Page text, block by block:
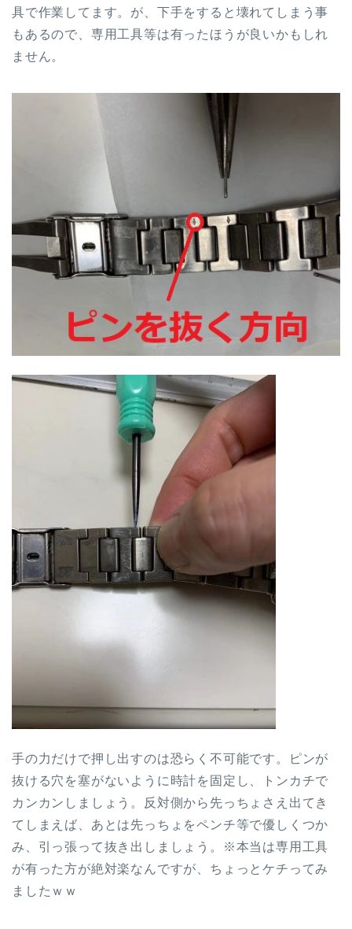
具で作業してます。が、下手をすると壊れてしまう事
もあるので、専用工具等は有ったほうが良いかもしれ
ません。
手の力だけで押し出すのは恐らく不可能です。ピンが
抜ける穴を塞がないように時計を固定し、トンカチで
カンカンしましょう。反対側から先っちょさえ出てき
てしまえば、あとは先っちょをペンチ等で優しくつか
み、引っ張って抜き出しましょう。※本当は専用工具
が有った方が絶対楽なんですが、ちょっとケチってみ
ましたｗｗ